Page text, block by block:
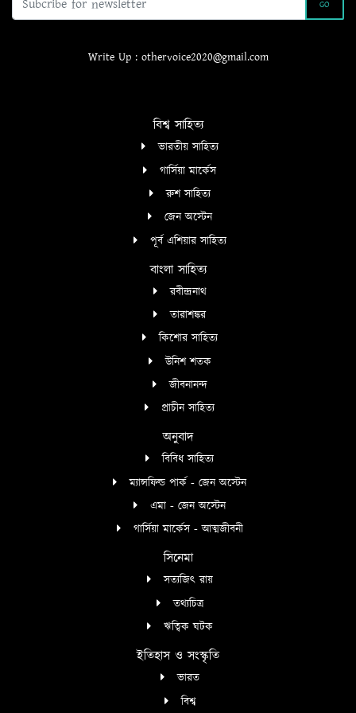
GO
Write Up : othervoice2020@gmail.com
বিশ্ব সাহিত্য
ভারতীয় সাহিত্য
গার্সিয়া মার্কেস
রুশ সাহিত্য
জেন অস্টেন
পূর্ব এশিয়ার সাহিত্য
বাংলা সাহিত্য
রবীন্দ্রনাথ
তারাশঙ্কর
কিশোর সাহিত্য
উনিশ শতক
জীবনানন্দ
প্রাচীন সাহিত্য
অনুবাদ
বিবিধ সাহিত্য
ম্যান্সফিল্ড পার্ক - জেন অস্টেন
এমা - জেন অস্টেন
গার্সিয়া মার্কেস - আত্মজীবনী
সিনেমা
সত্যজিৎ রায়
তথ্যচিত্র
ঋত্বিক ঘটক
ইতিহাস ও সংস্কৃতি
ভারত
বিশ্ব